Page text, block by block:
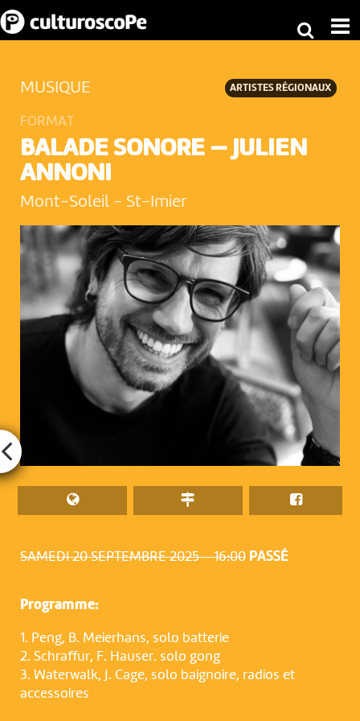
SAMEDI 20 SEPTEMBRE 2025 – 16:00 PASSÉ
ARTISTES RÉGIONAUX
MUSIQUE
FORMAT
BALADE SONORE — JULIEN
ANNONI
Mont-Soleil - St-Imier
Programme:
1. Peng, B. Meierhans, solo batterie
2. Schraffur, F. Hauser. solo gong
3. Waterwalk, J. Cage, solo baignoire, radios et
accessoires